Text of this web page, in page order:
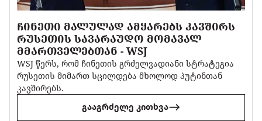
ᲩᲘᲜᲔᲗᲘ ᲛᲐᲚᲣᲚᲐᲓ ᲐᲛᲧᲐᲠᲔᲑᲡ ᲙᲐᲕᲨᲘᲠᲡ
ᲠᲣᲡᲔᲗᲘᲡ ᲡᲐᲕᲐᲠᲐᲣᲓᲝ ᲛᲝᲛᲐᲕᲐᲚ
ᲛᲛᲐᲠᲗᲕᲔᲚᲔᲑᲗᲐᲜ - WSJ
WSJ წერს, რომ ჩინეთის გრძელვადიანი სტრატეგია
რუსეთის მიმართ სცილდება მხოლოდ პუტინთან
კავშირებს.
გააგრძელე კითხვა